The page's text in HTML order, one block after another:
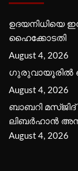
ഉദയനിധിയെ
ഹൈക്കോടതി
August 4, 2026
ഗുരുവായൂരില്‍
August 4, 2026
ബാബറി
ലിബര്‍ഹാന്‍
August 4, 2026